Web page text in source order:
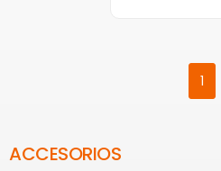
1
ACCESORIOS